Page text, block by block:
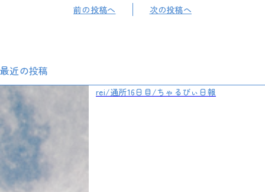
前の投稿へ 次の投稿へ
最近の投稿
rei/通所16日目/ちゃるびぃ日報